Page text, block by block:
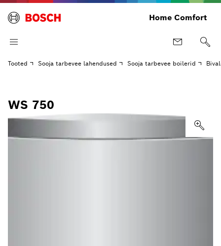
Home Comfort
Tooted Sooja tarbevee lahendused Sooja tarbevee boilerid
WS 750